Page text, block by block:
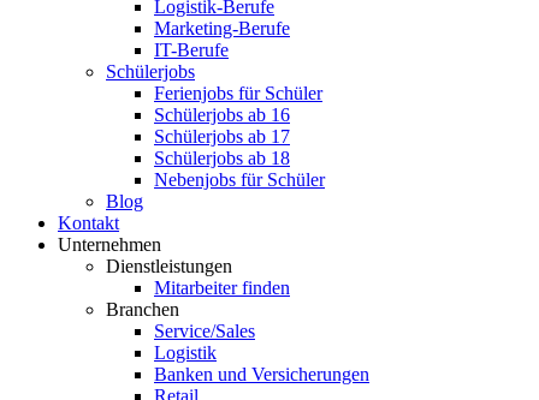
Logistik-Berufe
Marketing-Berufe
IT-Berufe
Schülerjobs
Ferienjobs für Schüler
Schülerjobs ab 16
Schülerjobs ab 17
Schülerjobs ab 18
Nebenjobs für Schüler
Blog
Kontakt
Unternehmen
Dienstleistungen
Mitarbeiter finden
Branchen
Service/Sales
Logistik
Banken und Versicherungen
Retail